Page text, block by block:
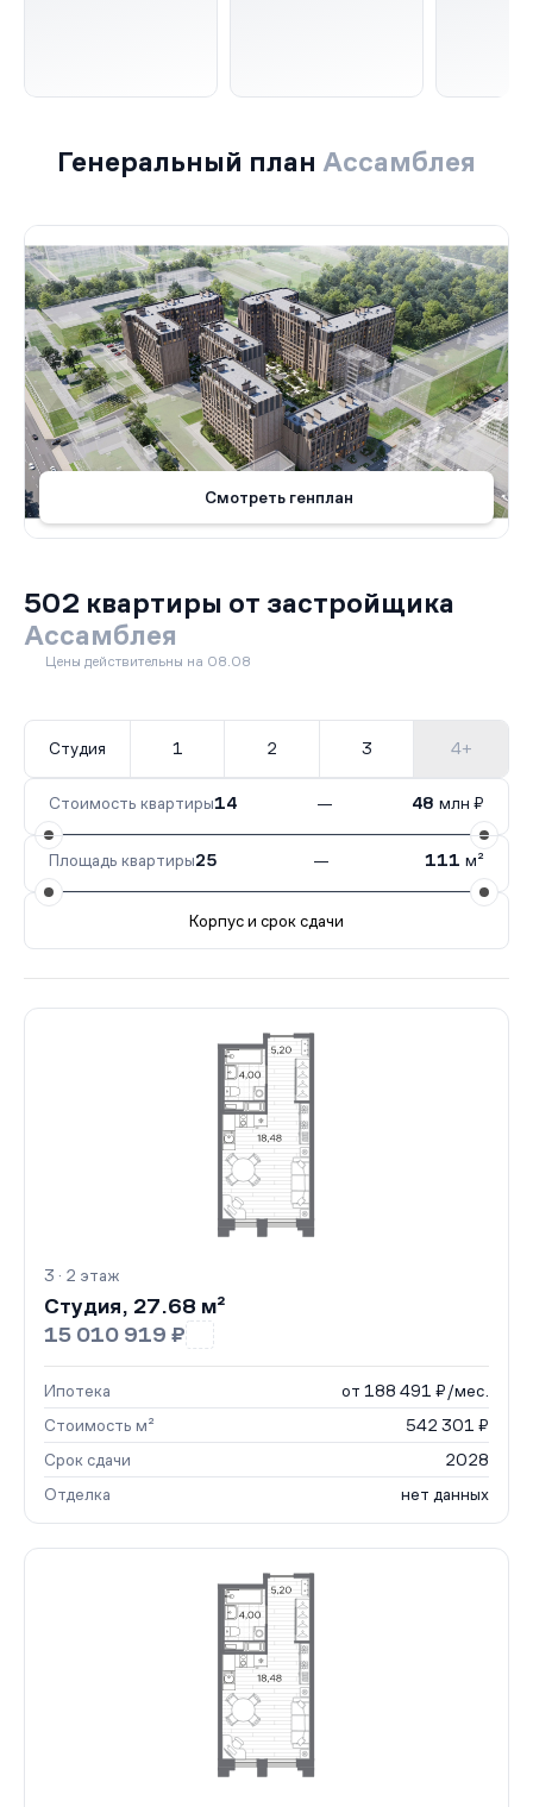
Генеральный план Ассамблея
Смотреть генплан
502 квартиры от застройщика
Ассамблея
Цены действительны на 08.08
Студия 1 2 3 4+
Стоимость квартиры14 — 48 млн ₽
Площадь квартиры25 — 111 м²
Корпус и срок сдачи
390 кв.III кв. 2028
3 · 2 этаж
Студия, 27.68 м²
15 010 919 ₽
Ипотека
от 188 491 ₽/мес.
Стоимость м²
542 301 ₽
Срок сдачи
2028
Отделка
нет данных